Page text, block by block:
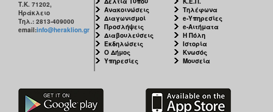
Τ.Κ. 71202,
Ηράκλειο
Τηλ.: 2813-409000
email:info@heraklion.gr
Ανακοινώσεις
Διαγωνισμοί
Προσλήψεις
Διαβουλεύσεις
Εκδηλώσεις
Ο Δήμος
Υπηρεσίες
Τηλέφωνα
e-Υπηρεσίες
e-Αιτήματα
Η Πόλη
Ιστορία
Κνωσός
Μουσεία